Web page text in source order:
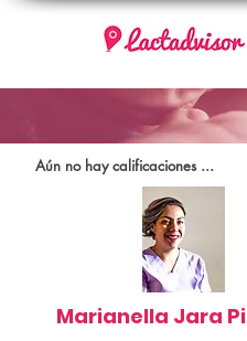
Aún no hay calificaciones ...
Marianella Jara